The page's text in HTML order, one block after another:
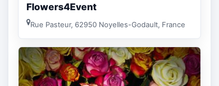
Flowers4Event
Rue Pasteur, 62950 Noyelles-Godault, France